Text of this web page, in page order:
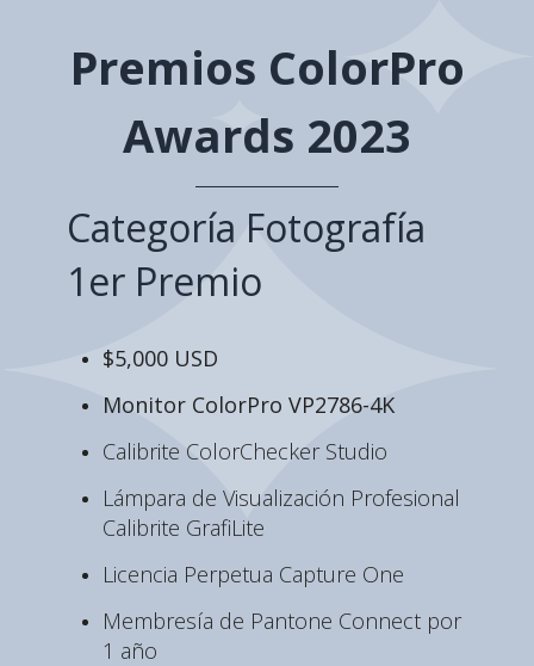
Premios ColorPro
Awards 2023
Categoría Fotografía
1er Premio
$5,000 USD
Monitor ColorPro VP2786-4K
Calibrite ColorChecker Studio
Lámpara de Visualización Profesional
Calibrite GrafiLite
Licencia Perpetua Capture One
Membresía de Pantone Connect por
1 año